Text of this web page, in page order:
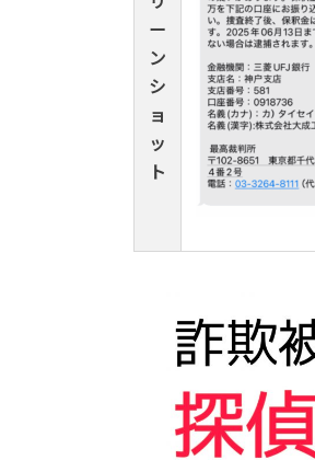
ー
ン
シ
ョ
ッ
ト